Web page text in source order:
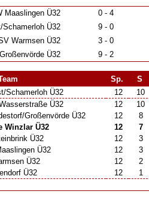
Maaslingen Ü32 0 - 4
Ü32
9 - 0
Warmsen Ü32
3 - 0
Ü32
9 - 2
Sp. S
​Schamerloh Ü32 12 10
Ü32 12 10
​Großenvörde Ü32 12 8
Winzlar Ü32 12 7
Ü32 12 3
Ü32 12 3
Ü32 12 2
Ü32 12 1